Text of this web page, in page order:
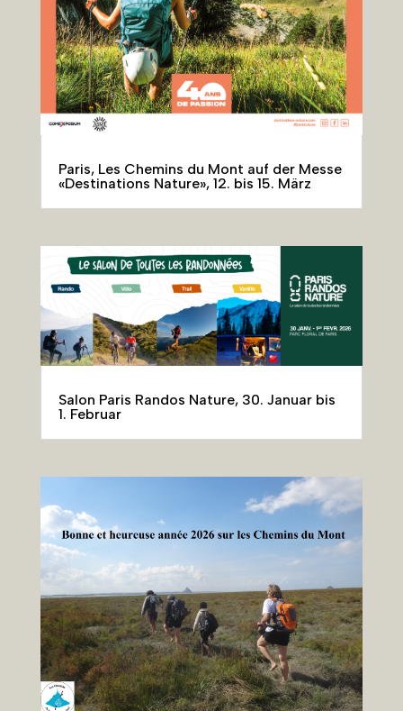
Paris, Les Chemins du Mont auf der Messe
«Destinations Nature», 12. bis 15. März
Salon Paris Randos Nature, 30. Januar bis
1. Februar